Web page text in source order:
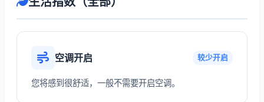
空调开启 较少开启
您将感到很舒适，一般不需要开启空调。